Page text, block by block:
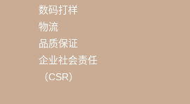
数码打样
物流
品质保证
企业社会责任
（CSR）